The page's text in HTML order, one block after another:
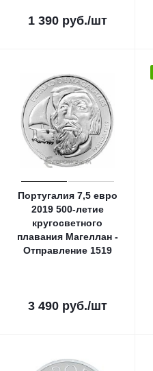
1 390руб./шт
Португалия 7,5 евро
2019 500-летие
кругосветного
плавания Магеллан -
Отправление 1519
3 490руб./шт